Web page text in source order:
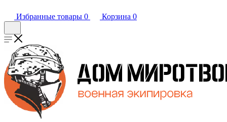
Избранные товары 0 Корзина 0